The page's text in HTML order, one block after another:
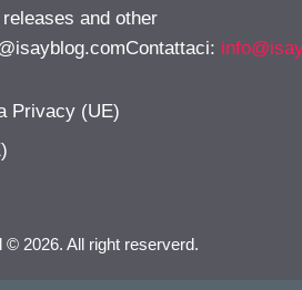
and other
:
Privacy (UE)
© 2026. All right reserverd.